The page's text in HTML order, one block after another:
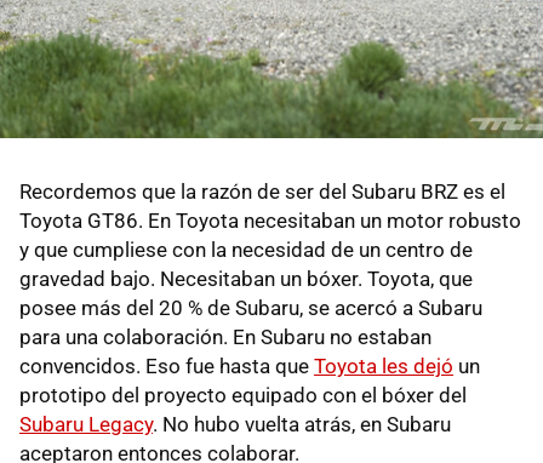
Recordemos que la razón de ser del Subaru BRZ es el
Toyota GT86. En Toyota necesitaban un motor robusto
y que cumpliese con la necesidad de un centro de
gravedad bajo. Necesitaban un bóxer. Toyota, que
posee más del 20 % de Subaru, se acercó a Subaru
para una colaboración. En Subaru no estaban
convencidos. Eso fue hasta que Toyota les dejó un
prototipo del proyecto equipado con el bóxer del
Subaru Legacy. No hubo vuelta atrás, en Subaru
aceptaron entonces colaborar.